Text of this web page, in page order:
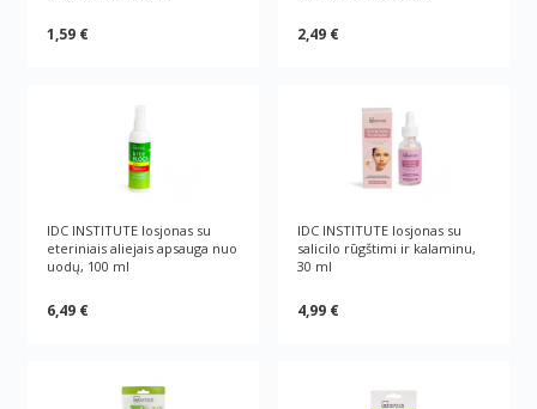
1,59 € 2,49 €
IDC INSTITUTE losjonas su
eteriniais aliejais apsauga nuo
uodų, 100 ml
6,49 €
IDC INSTITUTE losjonas su
salicilo rūgštimi ir kalaminu,
30 ml
4,99 €